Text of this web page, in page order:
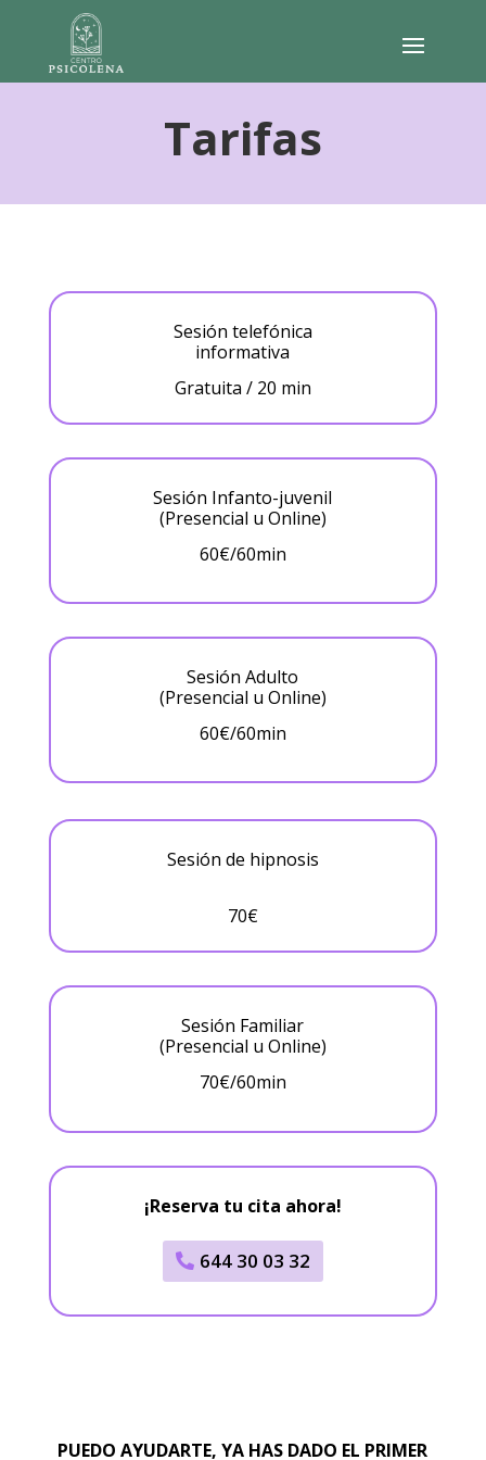
Tarifas
Sesión telefónica
informativa
Gratuita / 20 min
Sesión Infanto-juvenil
(Presencial u Online)
60€/60min
Sesión Adulto
(Presencial u Online)
60€/60min
Sesión de hipnosis
70€
Sesión Familiar
(Presencial u Online)
70€/60min
¡Reserva tu cita ahora!
644 30 03 32
PUEDO AYUDARTE, YA HAS DADO EL PRIMER